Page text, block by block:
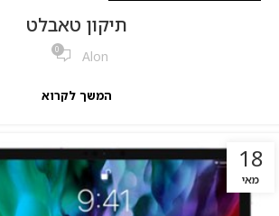
תיקון טאבלט
Alon
0
המשך לקרוא
18
מאי